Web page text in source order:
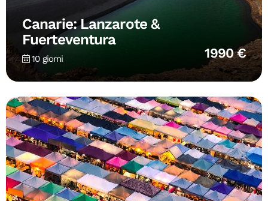
Canarie: Lanzarote &
Fuerteventura
10 giorni 1990 €